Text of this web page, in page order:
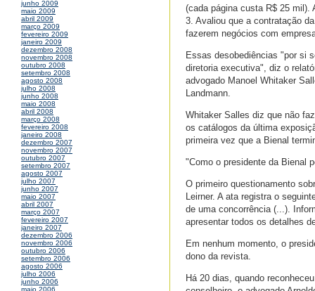
junho 2009
maio 2009
abril 2009
março 2009
fevereiro 2009
janeiro 2009
dezembro 2008
novembro 2008
outubro 2008
setembro 2008
agosto 2008
julho 2008
junho 2008
maio 2008
abril 2008
março 2008
fevereiro 2008
janeiro 2008
dezembro 2007
novembro 2007
outubro 2007
setembro 2007
agosto 2007
julho 2007
junho 2007
maio 2007
abril 2007
março 2007
fevereiro 2007
janeiro 2007
dezembro 2006
novembro 2006
outubro 2006
setembro 2006
agosto 2006
julho 2006
junho 2006
(cada página custa R$ 25 mil).
3. Avaliou que a contratação
fazerem negócios com
Essas desobediências "por si
diretoria executiva", diz o
advogado Manoel Whitaker
Landmann.
Whitaker Salles diz que não
os catálogos da última
primeira vez que a Bienal
"Como o presidente da Bienal
O primeiro questionamento
Leirner. A ata registra o
de uma concorrência (...).
apresentar todos os detalhes
Em nenhum momento, o
dono da revista.
Há 20 dias, quando